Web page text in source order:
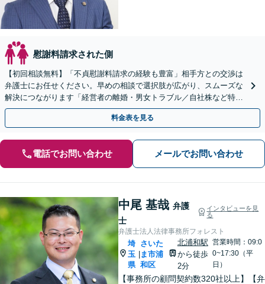
慰謝料請求された側
【初回相談無料】「不貞慰謝料請求の経験も豊富」相手方との交渉は
弁護士にお任せください。早めの相談で選択肢が広がり、スムーズな
解決につながります「経営者の離婚・男女トラブル／自社株など特有
の問題にもきめ細やかにサポート」【夜間相談可】
料金表を見る
電話でお問い合わせ メールでお問い合わせ
中尾 基哉 弁護
士
インタビューを見
る
弁護士法人法律事務所フォレスト
埼
玉
県
さいた
ま市浦
和区
北浦和駅
から徒歩
2分
営業時間：09:0
0~17:30（平
日）
【事務所の顧問契約数320社以上】【弁